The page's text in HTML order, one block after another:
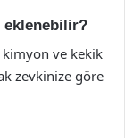
eklenebilir?
kimyon ve kekik
zevkinize göre